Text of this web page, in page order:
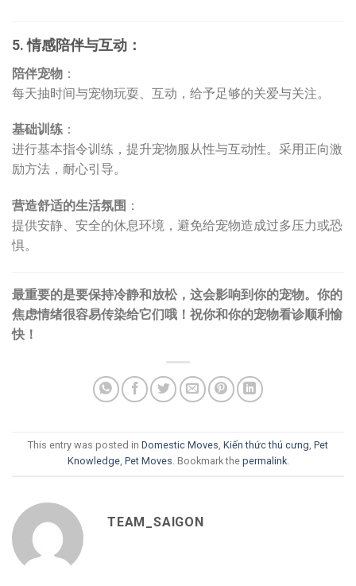
5. 情感陪伴与互动：
陪伴宠物 ：
每天抽时间与宠物玩耍、互动，给予足够的关爱与关注。
基础训练 ：
进行基本指令训练，提升宠物服从性与互动性。采用正向激
励方法，耐心引导。
营造舒适的生活氛围 ：
提供安静、安全的休息环境，避免给宠物造成过多压力或恐
惧。
最重要的是要保持冷静和放松，这会影响到你的宠物。你的
焦虑情绪很容易传染给它们哦！祝你和你的宠物看诊顺利愉
快！
This entry was posted in Domestic Moves, Kiến thức thú cưng, Pet
Knowledge, Pet Moves. Bookmark the permalink.
TEAM_SAIGON